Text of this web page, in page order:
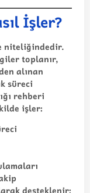
İşler?
niteliğindedir.
toplanır,
alınan
süreci
rehberi
işler:
desteklenir;